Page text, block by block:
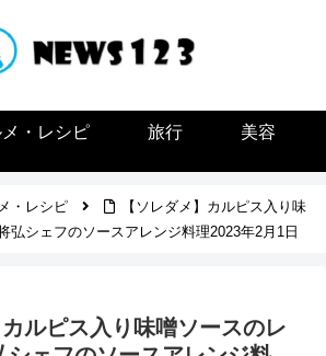
・レシピ 旅行 美容
・レシピ
【ソレダメ】カルピス入り味
弘シェフのソースアレンジ料理2023年2月1日
カルピス入り味噌ソースのレ